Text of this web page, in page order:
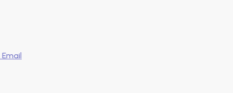
Email